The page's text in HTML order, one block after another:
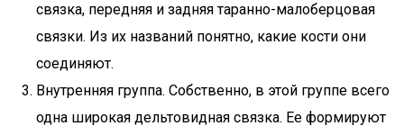
связка, передняя и задняя таранно-малоберцовая
связки. Из их названий понятно, какие кости они
соединяют.
Внутренняя группа. Собственно, в этой группе всего
одна широкая дельтовидная связка. Ее формируют